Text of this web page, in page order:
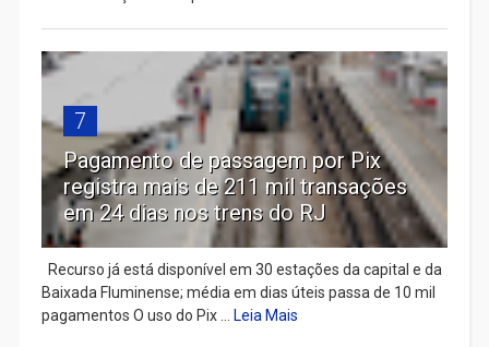
7
Pagamento de passagem por Pix
registra mais de 211 mil transações
em 24 dias nos trens do RJ
Recurso já está disponível em 30 estações da capital e da
Baixada Fluminense; média em dias úteis passa de 10 mil
pagamentos O uso do Pix ... Leia Mais